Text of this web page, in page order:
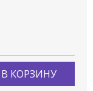
В КОРЗИНУ